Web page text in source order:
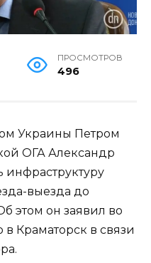
ПРОСМОТРОВ
496
Украины Петром
ОГА Александр
инфраструктуру
выезда до
этом он заявил во
Краматорск в связи